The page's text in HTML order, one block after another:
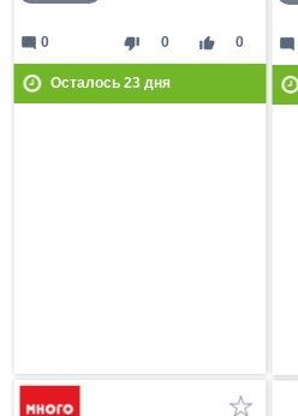
thumb_down 0 thumb_up 0
mode_comment 0
Осталось 23дня
mode_comment